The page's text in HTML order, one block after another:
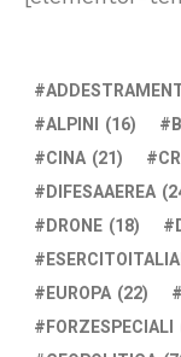
ALPINI (16)
CINA (21)
DIFESAAEREA
DRONE (18)
EUROPA (22)
FORZESPECIALI